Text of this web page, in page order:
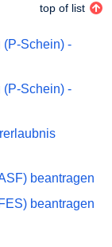
top of list
(P-Schein) -
(P-Schein) -
beantragen
beantragen